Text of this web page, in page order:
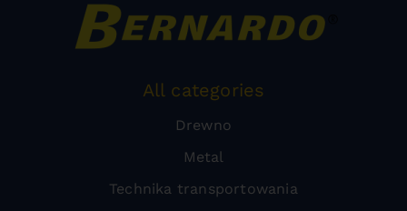
All categories
Drewno
Metal
Technika transportowania